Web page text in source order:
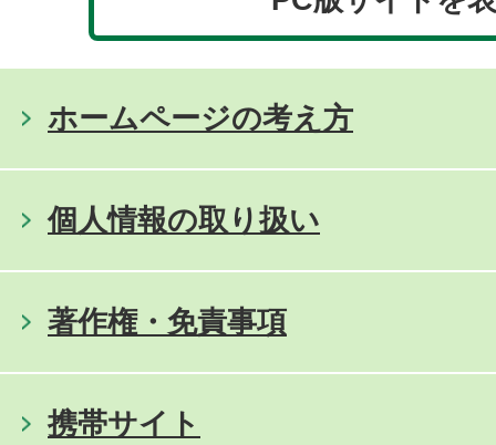
ホームページの考え方
個人情報の取り扱い
著作権・免責事項
携帯サイト